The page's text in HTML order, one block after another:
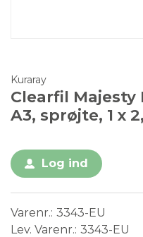
Kuraray
Clearfil Majesty
A3, sprøjte, 1 x
Log ind
Varenr. 3343-EU
Lev. Varenr. 3343-EU